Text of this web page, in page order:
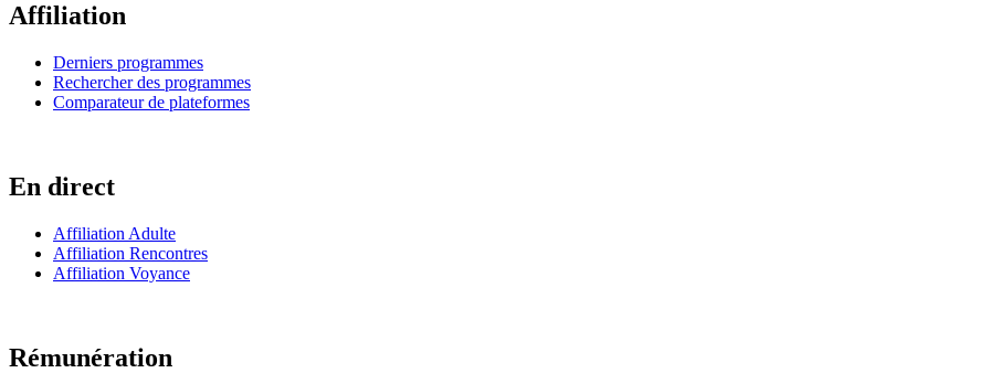
Affiliation
Derniers programmes
Rechercher des programmes
Comparateur de plateformes
En direct
Affiliation Adulte
Affiliation Rencontres
Affiliation Voyance
Rémunération